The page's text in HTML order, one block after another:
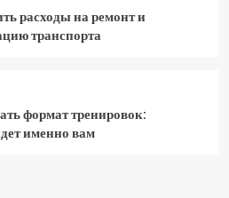
расходы на ремонт и
транспорта
формат тренировок:
именно вам